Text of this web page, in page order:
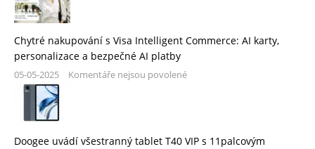
Chytré nakupování s Visa Intelligent Commerce: AI karty,
personalizace a bezpečné AI platby
05-05-2025 Komentáře nejsou povolené
Doogee uvádí všestranný tablet T40 VIP s 11palcovým